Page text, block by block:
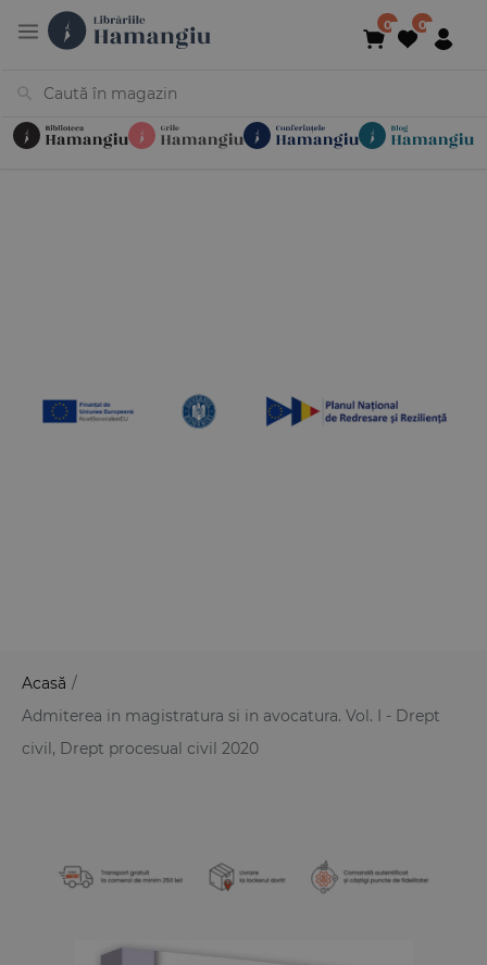
Acasă /
Admiterea in magistratura si in avocatura. Vol. I - Drept
civil, Drept procesual civil 2020